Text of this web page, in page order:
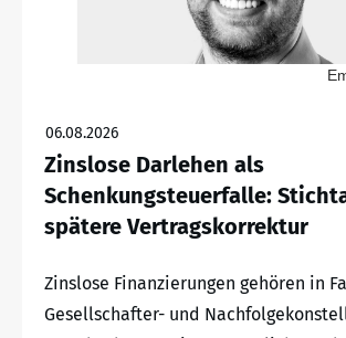
06.08.2026
Zinslose Darlehen als
Schenkungsteuerfalle:
spätere Vertragskorrektur
Zinslose Finanzierungen gehören in
Gesellschafter- und